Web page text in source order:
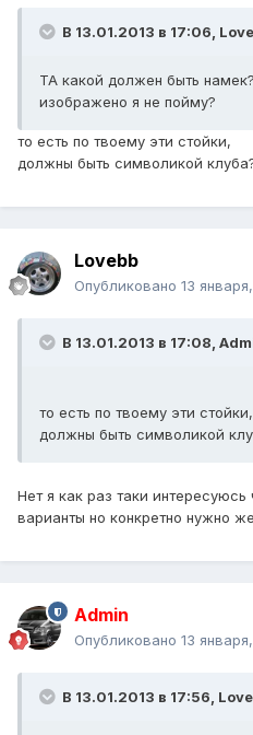
В 13.01.2013 в 17:06,
ТА какой должен быть
изображено я не пойму?
то есть по твоему эти стойки,
должны быть символикой
Lovebb
Опубликовано 13
В 13.01.2013 в 17:08,
то есть по твоему эти стойки,
должны быть символикой
Нет я как раз таки
варианты но конкретно нужно
Admin
Опубликовано 13
В 13.01.2013 в 17:56,